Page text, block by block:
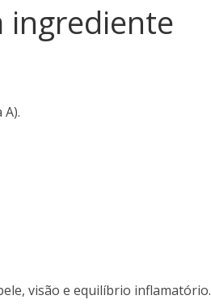
ingrediente
visão e equilíbrio inflamatório.